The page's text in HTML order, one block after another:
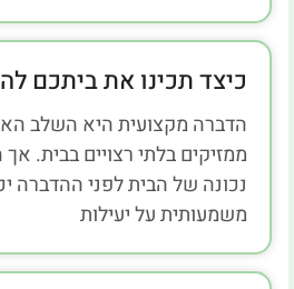
כיצד תכינו את ביתכם
הדברה מקצועית היא השלב
ממזיקים בלתי רצויים בבית.
נכונה של הבית לפני ההדברה
משמעותית על יעילות